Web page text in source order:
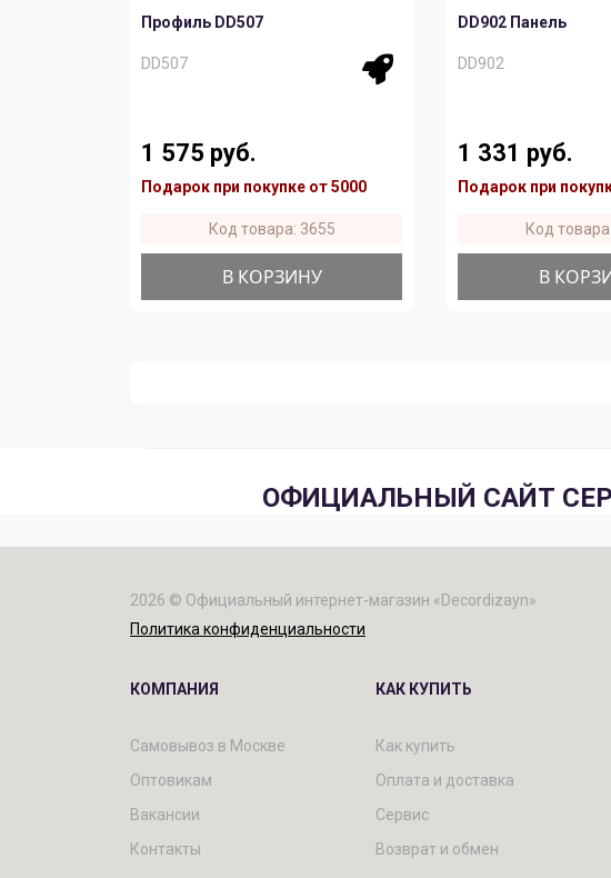
Профиль DD507
DD507
1 575 руб.
Подарок при покупке от 5000
Код товара: 3655
В КОРЗИНУ
DD902 Панель
DD902
1 331 руб.
Подарок при
Код
В
ОФИЦИАЛЬНЫЙ САЙТ
2026 © Официальный интернет-магазин «Decordizayn»
Политика конфиденциальности
КОМПАНИЯ
Самовывоз в Москве
Оптовикам
Вакансии
Контакты
КАК КУПИТЬ
Как купить
Оплата и доставка
Сервис
Возврат и обмен